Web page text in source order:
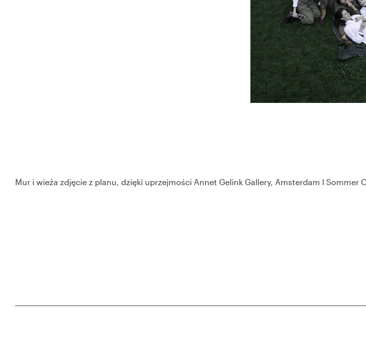
Mur i wieża zdjęcie z planu, dzięki uprzejmości Annet Gelink Gallery, Amsterdam I Sommer